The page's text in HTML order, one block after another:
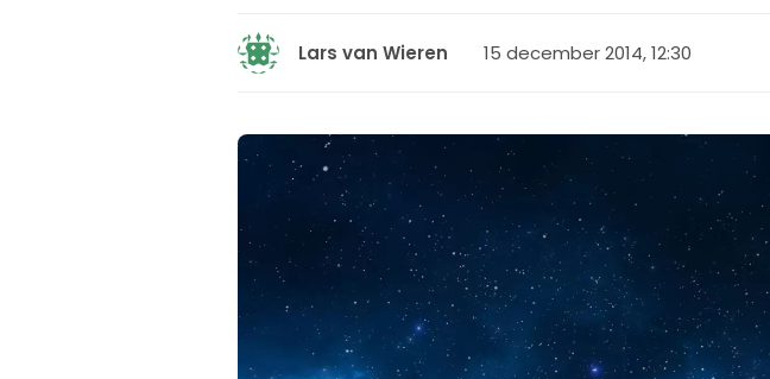
Lars van Wieren 15 december 2014, 12:30